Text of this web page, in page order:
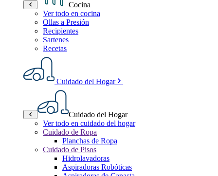
Cocina
Ver todo en cocina
Ollas a Presión
Recipientes
Sartenes
Recetas
Cuidado del Hogar
Cuidado del Hogar
Ver todo en cuidado del hogar
Cuidado de Ropa
Planchas de Ropa
Cuidado de Pisos
Hidrolavadoras
Aspiradoras Robóticas